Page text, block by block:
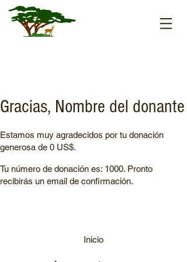
Gracias, Nombre del donante
Estamos muy agradecidos por tu donación
generosa de 0 US$.
Tu número de donación es: 1000. Pronto
recibirás un email de confirmación.
Inicio